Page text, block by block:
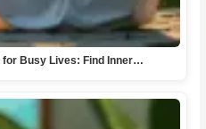
Busy Lives: Find Inner…